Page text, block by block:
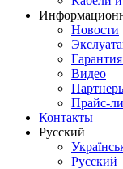
Новости
Видео
Прайс-
Контакты
Русский
Русский